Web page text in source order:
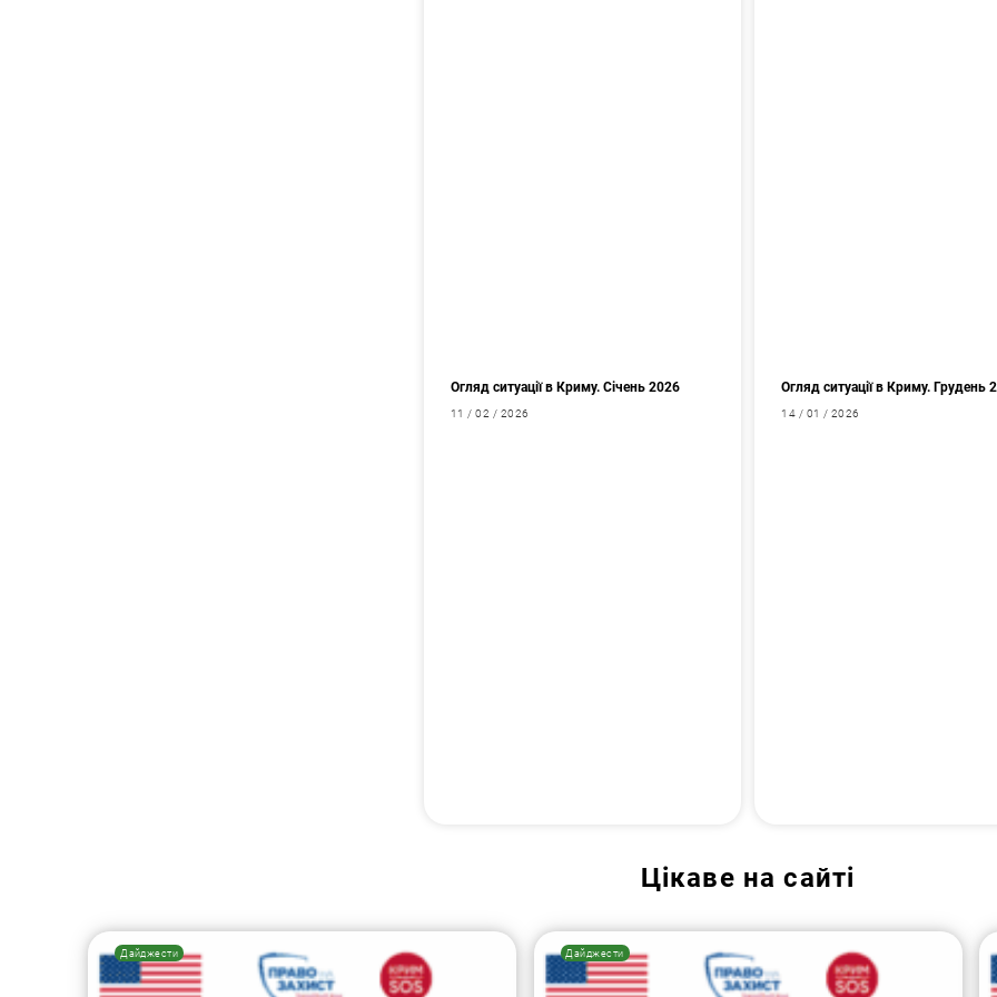
Огляд ситуації в Криму. Січень 2026
11 / 02 / 2026
Огляд ситуації в Криму. Грудень
14 / 01 / 2026
Цікаве на сайті
Дайджести Дайджести